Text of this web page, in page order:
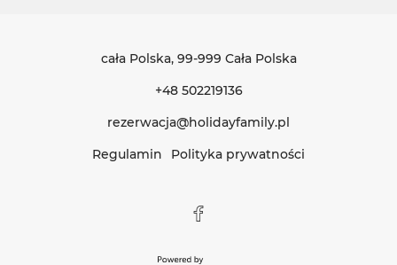
cała Polska, 99-999 Cała Polska
+48 502219136
rezerwacja@holidayfamily.pl
Regulamin
Polityka prywatności